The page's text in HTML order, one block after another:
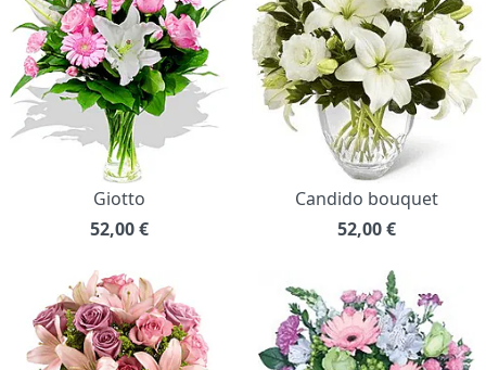
Giotto
52,00€
Candido bouquet
52,00€